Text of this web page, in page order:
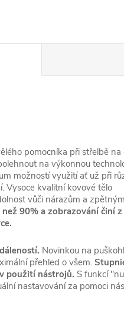
pomocníka při střelbě na
na výkonnou
možností využití ať už při
Vysoce kvalitní kovové tělo
vůči nárazům a zpětným
90% a zobrazování činí
Novinkou na
přehled o všem.
použití nástrojů. S funkcí
nastavování za pomoci